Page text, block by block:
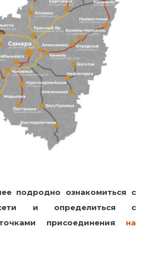
подродно ознакомиться с
и определиться с
присоединения на